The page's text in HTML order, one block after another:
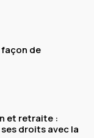
de
et retraite :
droits avec la